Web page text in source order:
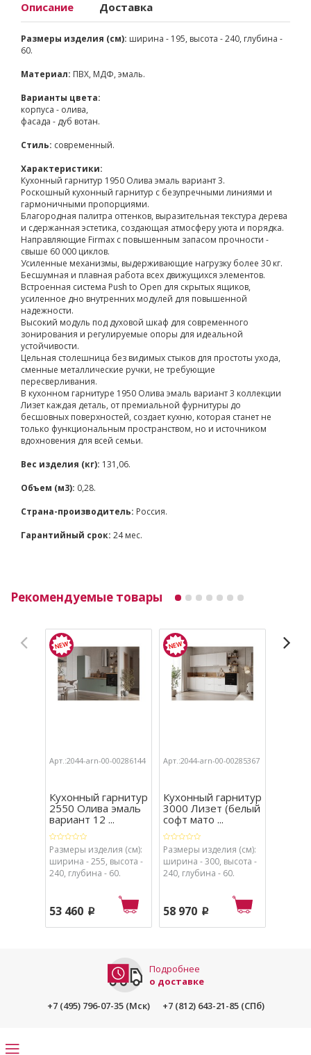
Описание Доставка
Размеры изделия (см): ширина - 195, высота - 240, глубина -
60.
Материал: ПВХ, МДФ, эмаль.
Варианты цвета:
корпуса - олива,
фасада - дуб вотан.
Стиль: современный.
Характеристики:
Кухонный гарнитур 1950 Олива эмаль вариант 3.
Роскошный кухонный гарнитур с безупречными линиями и
гармоничными пропорциями.
Благородная палитра оттенков, выразительная текстура дерева
и сдержанная эстетика, создающая атмосферу уюта и порядка.
Направляющие Firmax с повышенным запасом прочности -
свыше 60 000 циклов.
Усиленные механизмы, выдерживающие нагрузку более 30 кг.
Бесшумная и плавная работа всех движущихся элементов.
Встроенная система Push to Open для скрытых ящиков,
усиленное дно внутренних модулей для повышенной
надежности.
Высокий модуль под духовой шкаф для современного
зонирования и регулируемые опоры для идеальной
устойчивости.
Цельная столешница без видимых стыков для простоты ухода,
сменные металлические ручки, не требующие
пересверливания.
В кухонном гарнитуре 1950 Олива эмаль вариант 3 коллекции
Лизет каждая деталь, от премиальной фурнитуры до
бесшовных поверхностей, создает кухню, которая станет не
только функциональным пространством, но и источником
вдохновения для всей семьи.
Вес изделия (кг): 131,06.
Объем (м3): 0,28.
Страна-производитель: Россия.
Гарантийный срок: 24 мес.
Рекомендуемые товары
Арт.:2044-arn-00-00286144
Кухонный гарнитур
2550 Олива эмаль
вариант 12 ...
Размеры изделия (см):
ширина - 255, высота -
240, глубина - 60.
53 460 p
Арт.:2044-arn-00-00285367
Кухонный гарнитур
3000 Лизет (белый
софт мато ...
Размеры изделия (см):
ширина - 300, высота -
240, глубина - 60.
58 970 p
Подробнее
о доставке
+7 (495) 796-07-35 (Мск)
+7 (812) 643-21-85 (СПб)